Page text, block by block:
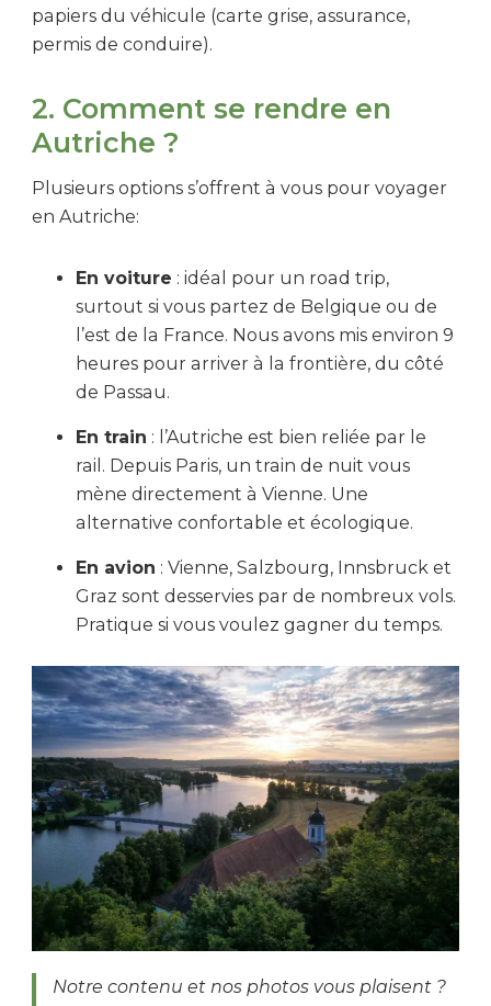
papiers du véhicule (carte grise, assurance,
permis de conduire).
2. Comment se rendre en
Autriche ?
Plusieurs options s’offrent à vous pour voyager
en Autriche:
En voiture : idéal pour un road trip,
surtout si vous partez de Belgique ou de
l’est de la France. Nous avons mis environ 9
heures pour arriver à la frontière, du côté
de Passau.
En train : l’Autriche est bien reliée par le
rail. Depuis Paris, un train de nuit vous
mène directement à Vienne. Une
alternative confortable et écologique.
En avion : Vienne, Salzbourg, Innsbruck et
Graz sont desservies par de nombreux vols.
Pratique si vous voulez gagner du temps.
Notre contenu et nos photos vous plaisent ?